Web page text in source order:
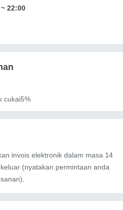
~ 22:00
cukai5%
invois elektronik dalam masa 14
(nyatakan permintaan anda